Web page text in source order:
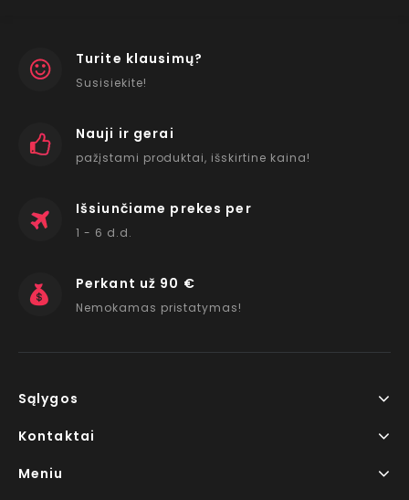
Turite klausimų?
Susisiekite!
Nauji ir gerai
pažįstami produktai, išskirtine kaina!
Išsiunčiame prekes per
1 - 6 d.d.
Perkant už 90 €
Nemokamas pristatymas!
Sąlygos
Kontaktai
Meniu